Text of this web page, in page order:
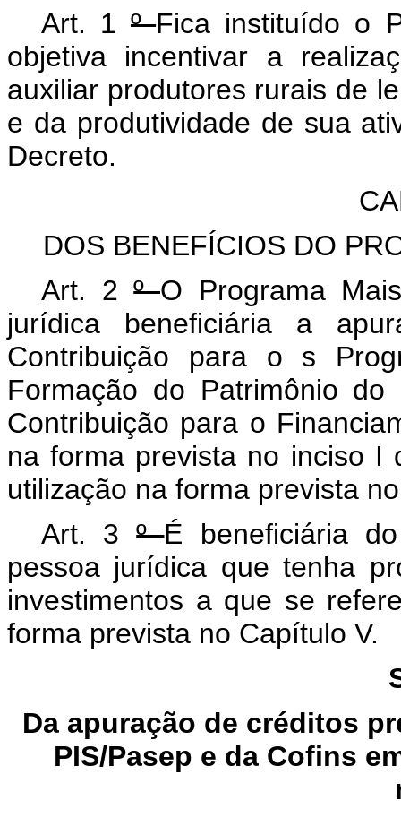
Art. 1ºFica instituído o
objetiva incentivar a
auxiliar produtores rurais de
e da produtividade de sua
Decreto.
DOS BENEFÍCIOS DO
Art. 2ºO Programa
jurídica beneficiária a
Contribuição para o s
Formação do Patrimônio
Contribuição para o
na forma prevista no inciso I
utilização na forma prevista
Art. 3ºÉ beneficiária
pessoa jurídica que tenha
investimentos a que se
forma prevista no Capítulo V.
Da apuração de créditos
PIS/Pasep e da Cofins